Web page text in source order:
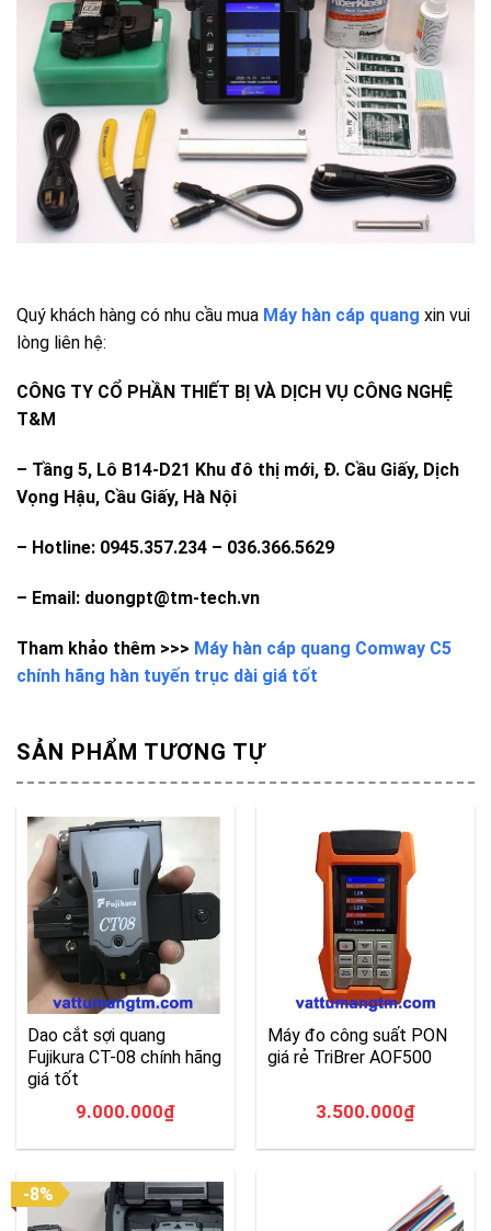
Quý khách hàng có nhu cầu mua Máy hàn cáp quang xin vui
lòng liên hệ:
CÔNG TY CỔ PHẦN THIẾT BỊ VÀ DỊCH VỤ CÔNG NGHỆ
T&M
– Tầng 5, Lô B14-D21 Khu đô thị mới, Đ. Cầu Giấy, Dịch
Vọng Hậu, Cầu Giấy, Hà Nội
– Hotline: 0945.357.234 – 036.366.5629
– Email: duongpt@tm-tech.vn
Tham khảo thêm >>> Máy hàn cáp quang Comway C5
chính hãng hàn tuyến trục dài giá tốt
SẢN PHẨM TƯƠNG TỰ
Dao cắt sợi quang
Fujikura CT-08 chính hãng
giá tốt
9.000.000₫
Máy đo công suất PON
giá rẻ TriBrer AOF500
3.500.000₫
-8%